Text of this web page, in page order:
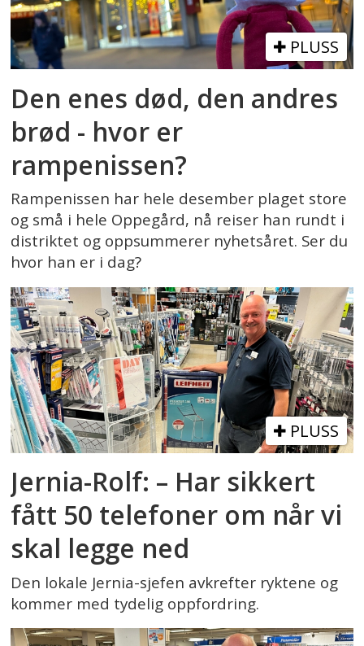
PLUSS
Den enes død, den andres
brød - hvor er
rampenissen?
Rampenissen har hele desember plaget store
og små i hele Oppegård, nå reiser han rundt i
distriktet og oppsummerer nyhetsåret. Ser du
hvor han er i dag?
PLUSS
Jernia-Rolf: – Har sikkert
fått 50 telefoner om når vi
skal legge ned
Den lokale Jernia-sjefen avkrefter ryktene og
kommer med tydelig oppfordring.